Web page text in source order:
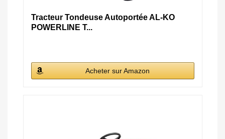
Tracteur Tondeuse Autoportée AL-KO
POWERLINE T...
Acheter sur Amazon